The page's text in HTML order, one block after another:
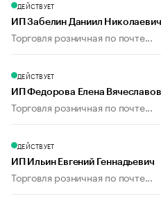
ДЕЙСТВУЕТ
ИП Забелин Даниил Николаевич
Торговля розничная по почте...
ДЕЙСТВУЕТ
ИП Федорова Елена
Торговля розничная по почте...
ДЕЙСТВУЕТ
ИП Ильин Евгений Геннадьевич
Торговля розничная по почте...